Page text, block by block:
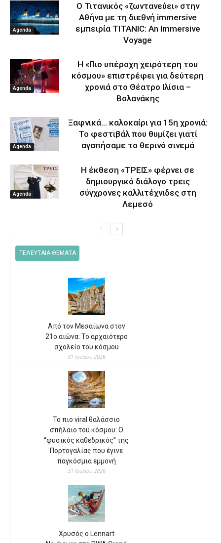
Agenda
Ο Τιτανικός «ζωντανεύει» στην
Αθήνα με τη διεθνή immersive
εμπειρία TITANIC: An Immersive
Voyage
Agenda
Η «Πιο υπέροχη χειρότερη του
κόσμου» επιστρέφει για δεύτερη
χρονιά στο Θέατρο Ιλίσια –
Βολανάκης
Agenda
Ξαφνικά… καλοκαίρι για 15η χρονιά:
Το φεστιβάλ που θυμίζει γιατί
αγαπήσαμε το θερινό σινεμά
Agenda
Η έκθεση «ΤΡΕΙΣ» φέρνει σε
δημιουργικό διάλογο τρεις
σύγχρονες καλλιτέχνιδες στη
Λεμεσό
ΤΕΛΕΥΤΑΙΑ ΘΕΜΑΤΑ
Από τον Μεσαίωνα στον
21ο αιώνα: Το αρχαιότερο
σχολείο του κόσμου
31 Ιουλίου 2026
Το πιο viral θαλάσσιο
σπήλαιο του κόσμου: Ο
“φυσικός καθεδρικός” της
Πορτογαλίας που έγινε
παγκόσμια εμμονή
31 Ιουλίου 2026
Χρυσός ο Lennart